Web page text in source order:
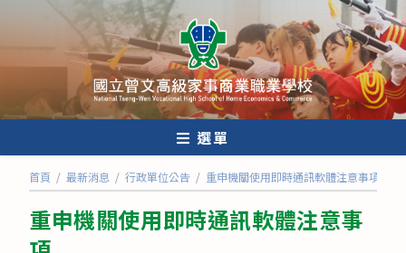
內
選單
首頁 / 最新消息 / 行政單位公告 / 重申機關使用即時通訊軟體注意事項
重申機關使用即時通訊軟體注意事